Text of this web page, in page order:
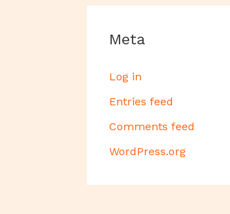
Meta
Log in
Entries feed
Comments feed
WordPress.org